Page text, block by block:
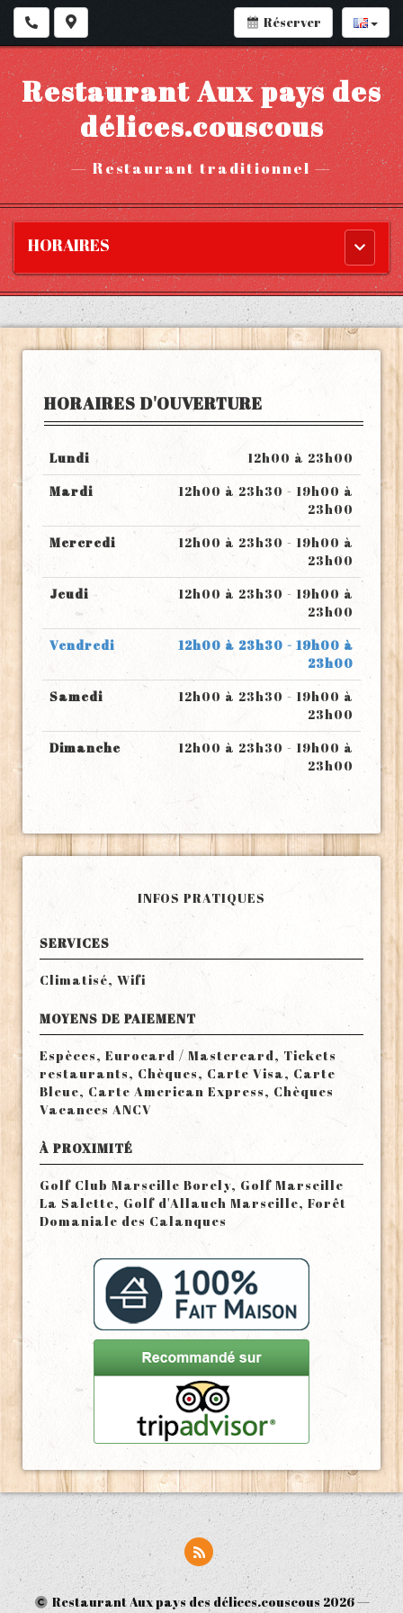
Réserver
Restaurant Aux pays des
délices.couscous
—Restaurant traditionnel—
Menu
HORAIRES
HORAIRES D'OUVERTURE
Lundi
12h00 à 23h00
Mardi
12h00 à 23h30 - 19h00 à
23h00
Mercredi
12h00 à 23h30 - 19h00 à
23h00
Jeudi
12h00 à 23h30 - 19h00 à
23h00
Vendredi
12h00 à 23h30 - 19h00 à
23h00
Samedi
12h00 à 23h30 - 19h00 à
23h00
Dimanche
12h00 à 23h30 - 19h00 à
23h00
INFOS PRATIQUES
SERVICES
Climatisé, Wifi
MOYENS DE PAIEMENT
Espèces, Eurocard / Mastercard, Tickets
restaurants, Chèques, Carte Visa, Carte
Bleue, Carte American Express, Chèques
Vacances ANCV
À PROXIMITÉ
Golf Club Marseille Borely, Golf Marseille
La Salette, Golf d'Allauch Marseille, Forêt
Domaniale des Calanques
Restaurant Aux pays des délices.couscous 2026 —